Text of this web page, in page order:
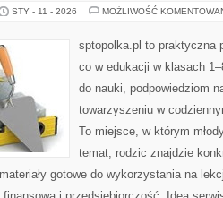
STY - 11 - 2026 MOŻLIWOŚĆ
sptopolka.pl to praktyczna
co w edukacji w klasach
do nauki, podpowiedziom
towarzyszeniu w
To miejsce, w którym
temat, rodzic znajdzie
gotowe do wykorzystania na